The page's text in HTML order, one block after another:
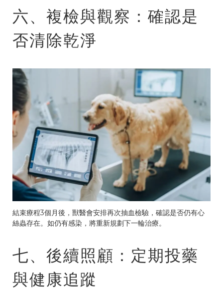
六、複檢與觀察：確認是
否清除乾淨
結束療程3個月後，獸醫會安排再次抽血檢驗，確認是否仍有心
絲蟲存在。如仍有感染，將重新規劃下一輪治療。
七、後續照顧：定期投藥
與健康追蹤